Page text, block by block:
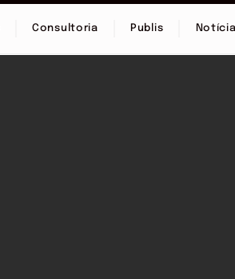
Consultoria Publis